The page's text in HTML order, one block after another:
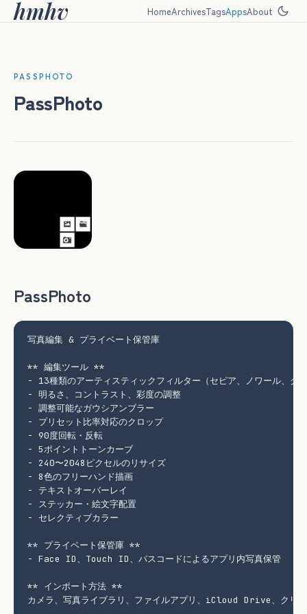
hmhv HomeArchivesTagsAppsAbout
PASSPHOTO
PassPhoto
PassPhoto
写真編集 & プライベート保管庫
** 編集ツール **
- 13種類のアーティスティックフィルター（セピア、ノワール、ク
- 明るさ、コントラスト、彩度の調整
- 調整可能なガウシアンブラー
- プリセット比率対応のクロップ
- 90度回転・反転
- 5ポイントトーンカーブ
- 240〜2048ピクセルのリサイズ
- 8色のフリーハンド描画
- テキストオーバーレイ
- ステッカー・絵文字配置
- セレクティブカラー
** プライベート保管庫 **
- Face ID、Touch ID、パスコードによるアプリ内写真保管
** インポート方法 **
カメラ、写真ライブラリ、ファイルアプリ、iCloud Drive、クリ